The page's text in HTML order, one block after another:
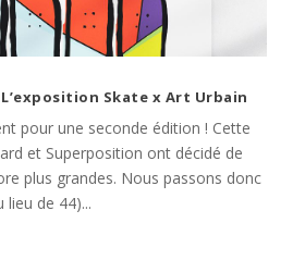
· L’exposition Skate x Art Urbain
pour une seconde édition ! Cette
et Superposition ont décidé de
plus grandes. Nous passons donc
lieu de 44)...